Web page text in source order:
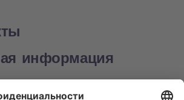
информация
World